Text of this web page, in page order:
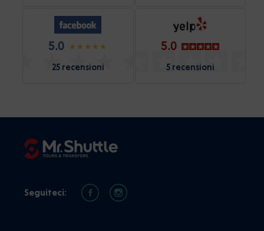
5.0
25 recensioni
5.0
5 recensioni
Seguiteci: